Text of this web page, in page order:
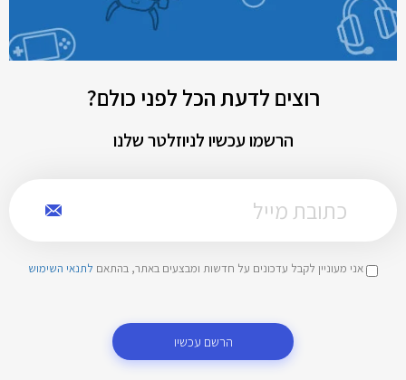
רוצים לדעת הכל לפני כולם?
הרשמו עכשיו לניוזלטר שלנו
אני מעוניין לקבל עדכונים על חדשות ומבצעים באתר, בהתאם לתנאי השימוש
הרשם עכשיו